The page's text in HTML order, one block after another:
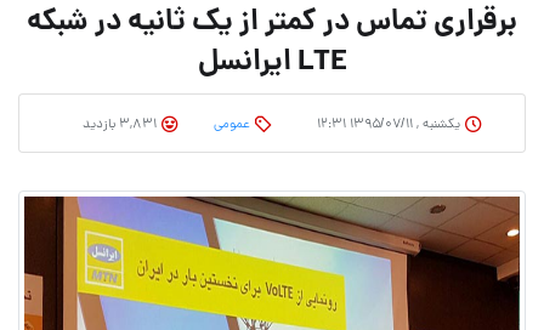
برقراری تماس در کمتر از یک ثانیه در شبکه
LTE ایرانسل
یکشنبه , ۱۳۹۵/۰۷/۱۱ ۱۲:۳۱ عمومی 3,831 بازدید